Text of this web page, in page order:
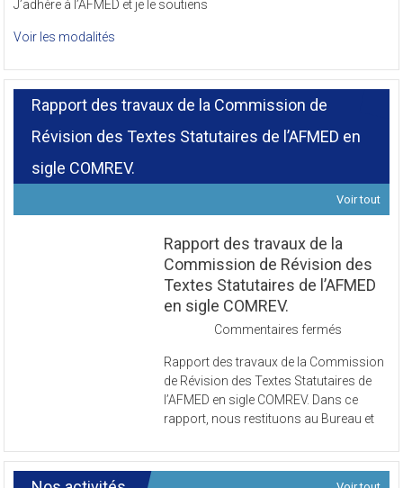
J’adhère à l’AFMED et je le soutiens
Voir les modalités
Rapport des travaux de la Commission de
Révision des Textes Statutaires de l’AFMED en
sigle COMREV.
Voir tout
Rapport des travaux de la
Commission de Révision des
Textes Statutaires de l’AFMED
en sigle COMREV.
Commentaires fermés
des
travaux
de
la
de
Révision
Rapport des travaux de la Commission
de Révision des Textes Statutaires de
l’AFMED en sigle COMREV. Dans ce
rapport, nous restituons au Bureau et